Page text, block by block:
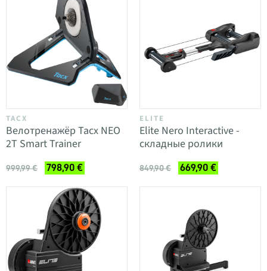
TACX
Велотренажёр Tacx NEO
2T Smart Trainer
999,99 € 798,90 €
ELITE
Elite Nero Interactive -
складные ролики
849,90 € 669,90 €